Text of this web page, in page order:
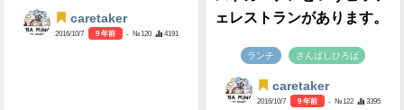
caretaker
2016/10/7 9 年前 - №120 4191
ェレストランがあります。
ランチ さんばしひろば
caretaker
2016/10/7 9 年前 - №122 3395